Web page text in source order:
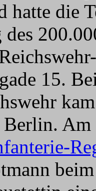
hatte die
15.